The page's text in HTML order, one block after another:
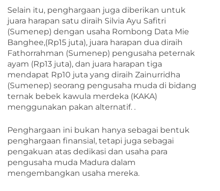
Selain itu, penghargaan juga diberikan untuk
juara harapan satu diraih Silvia Ayu Safitri
(Sumenep) dengan usaha Rombong Data Mie
Banghee,(Rp15 juta), juara harapan dua diraih
Fathorrahman (Sumenep) pengusaha peternak
ayam (Rp13 juta), dan juara harapan tiga
mendapat Rp10 juta yang diraih Zainurridha
(Sumenep) seorang pengusaha muda di bidang
ternak bebek kawula merdeka (KAKA)
menggunakan pakan alternatif. .
Penghargaan ini bukan hanya sebagai bentuk
penghargaan finansial, tetapi juga sebagai
pengakuan atas dedikasi dan usaha para
pengusaha muda Madura dalam
mengembangkan usaha mereka.